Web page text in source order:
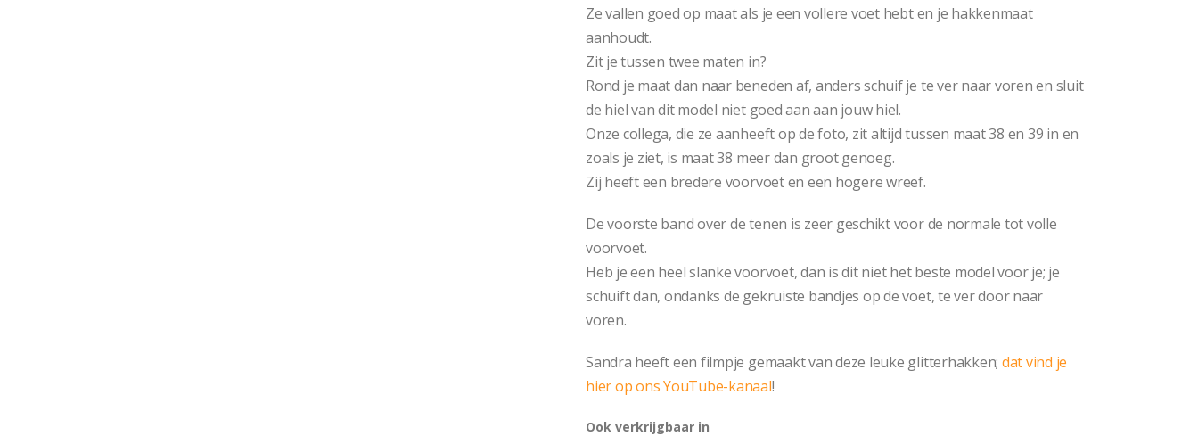
Ze vallen goed op maat als je een vollere voet hebt en je hakkenmaat
aanhoudt.
Zit je tussen twee maten in?
Rond je maat dan naar beneden af, anders schuif je te ver naar voren en sluit
de hiel van dit model niet goed aan aan jouw hiel.
Onze collega, die ze aanheeft op de foto, zit altijd tussen maat 38 en 39 in en
zoals je ziet, is maat 38 meer dan groot genoeg.
Zij heeft een bredere voorvoet en een hogere wreef.
De voorste band over de tenen is zeer geschikt voor de normale tot volle
voorvoet.
Heb je een heel slanke voorvoet, dan is dit niet het beste model voor je; je
schuift dan, ondanks de gekruiste bandjes op de voet, te ver door naar
voren.
Sandra heeft een filmpje gemaakt van deze leuke glitterhakken; dat vind je
hier op ons YouTube-kanaal!
Ook verkrijgbaar in